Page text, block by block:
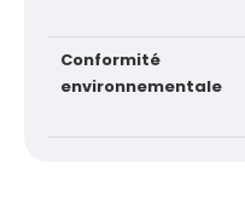
Conformité
environnementale